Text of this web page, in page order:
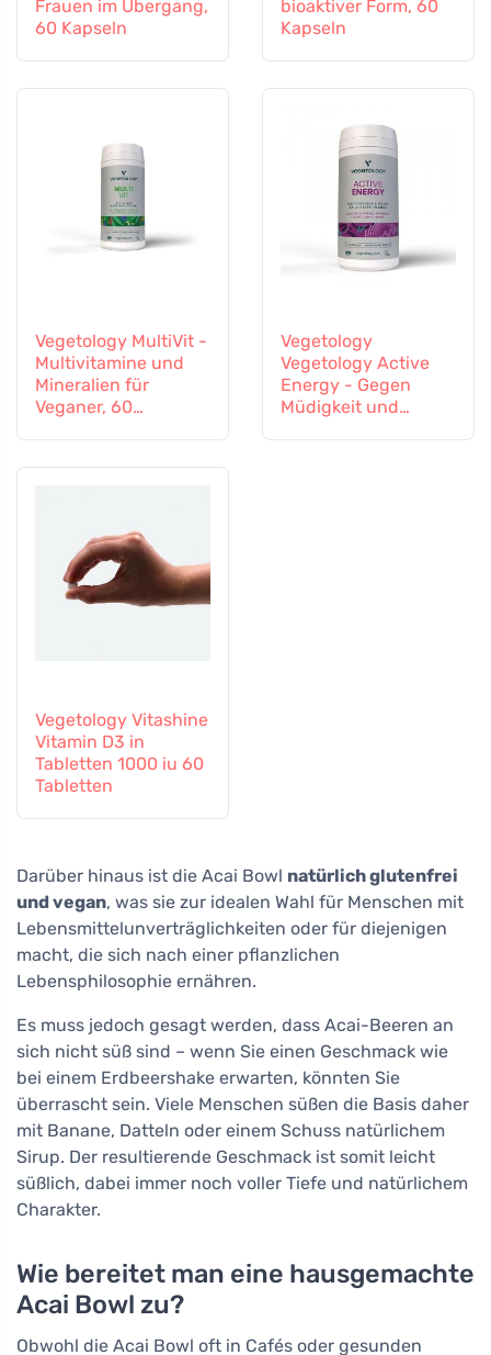
Frauen im Übergang,
60 Kapseln
bioaktiver Form, 60
Kapseln
Vegetology MultiVit -
Multivitamine und
Mineralien für
Veganer, 60
Vegetology
Vegetology Active
Energy - Gegen
Müdigkeit und
Vegetology Vitashine
Vitamin D3 in
Tabletten 1000 iu 60
Tabletten
Darüber hinaus ist die Acai Bowl natürlich glutenfrei
und vegan, was sie zur idealen Wahl für Menschen mit
Lebensmittelunverträglichkeiten oder für diejenigen
macht, die sich nach einer pflanzlichen
Lebensphilosophie ernähren.
Es muss jedoch gesagt werden, dass Acai-Beeren an
sich nicht süß sind – wenn Sie einen Geschmack wie
bei einem Erdbeershake erwarten, könnten Sie
überrascht sein. Viele Menschen süßen die Basis daher
mit Banane, Datteln oder einem Schuss natürlichem
Sirup. Der resultierende Geschmack ist somit leicht
süßlich, dabei immer noch voller Tiefe und natürlichem
Charakter.
Wie bereitet man eine hausgemachte
Acai Bowl zu?
Obwohl die Acai Bowl oft in Cafés oder gesunden